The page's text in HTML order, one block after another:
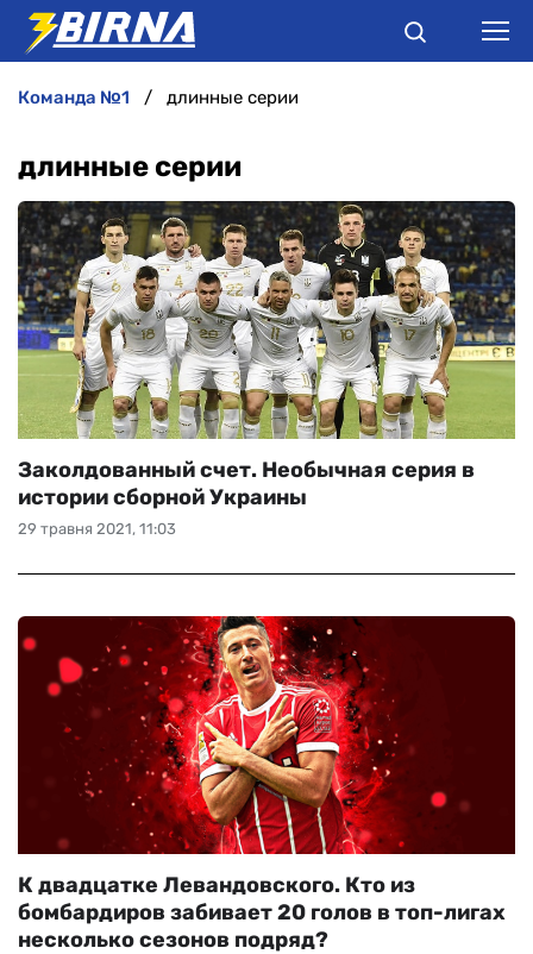
ІНТЕРВ'Ю
РІЗНЕ
БУКМЕКЕРИ
команда №1 длинные серии
длинные серии
29 травня 2021, 11:03
Заколдованный счет. Необычная серия в
истории сборной Украины
К двадцатке Левандовского. Кто из
бомбардиров забивает 20 голов в топ-лигах
несколько сезонов подряд?